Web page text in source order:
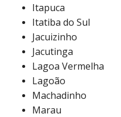
Itapuca
Itatiba do Sul
Jacuizinho
Jacutinga
Lagoa Vermelha
Lagoão
Machadinho
Marau